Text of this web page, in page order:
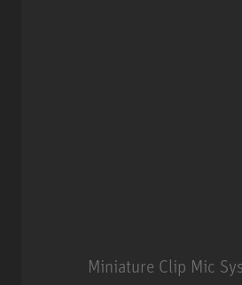
Miniature Clip Mic